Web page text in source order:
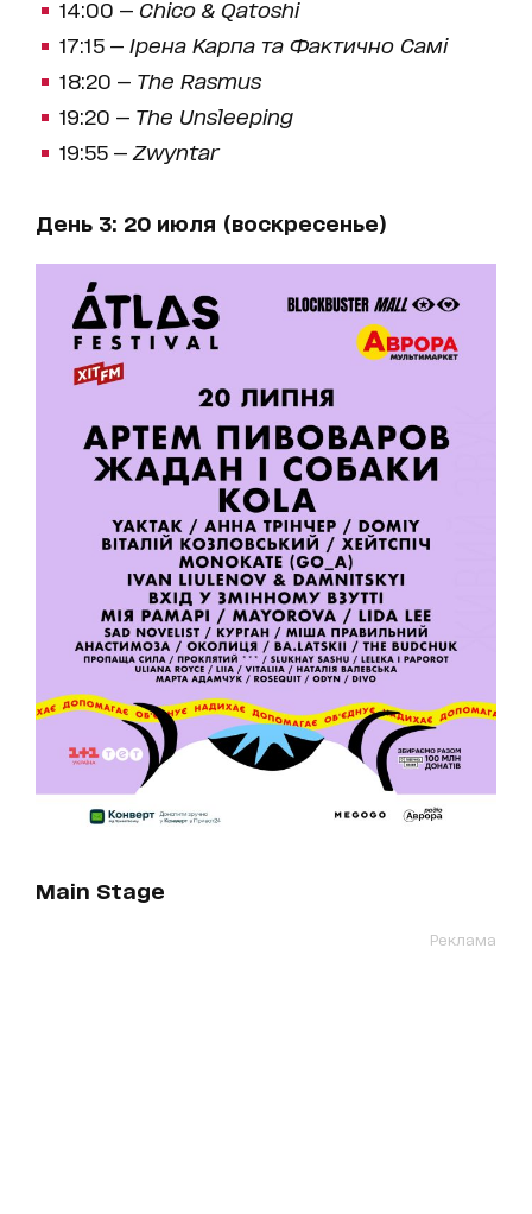
14:00 — Chico & Qatoshi
17:15 — Ірена Карпа та Фактично Самі
18:20 — The Rasmus
19:20 — The Unsleeping
19:55 — Zwyntar
День 3: 20 июля (воскресенье)
Main Stage
Реклама